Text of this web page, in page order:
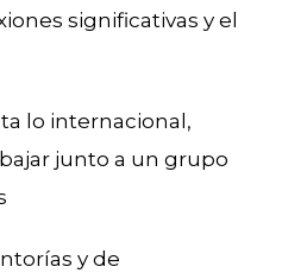
significativas y el
lo internacional,
junto a un grupo
y de